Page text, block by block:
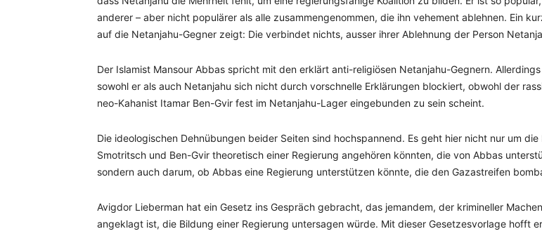
anderer – aber nicht populärer als alle zusammengenommen, die ihn vehement ablehnen. Ein
auf die Netanjahu-Gegner zeigt: Die verbindet nichts, ausser ihrer Ablehnung der Person
Der Islamist Mansour Abbas spricht mit den erklärt anti-religiösen Netanjahu-Gegnern.
sowohl er als auch Netanjahu sich nicht durch vorschnelle Erklärungen blockiert, obwohl der
neo-Kahanist Itamar Ben-Gvir fest im Netanjahu-Lager eingebunden zu sein scheint.
Die ideologischen Dehnübungen beider Seiten sind hochspannend. Es geht hier nicht nur um die
Smotritsch und Ben-Gvir theoretisch einer Regierung angehören könnten, die von Abbas
sondern auch darum, ob Abbas eine Regierung unterstützen könnte, die den Gazastreifen
Avigdor Lieberman hat ein Gesetz ins Gespräch gebracht, das jemandem, der krimineller
angeklagt ist, die Bildung einer Regierung untersagen würde. Mit dieser Gesetzesvorlage hofft er